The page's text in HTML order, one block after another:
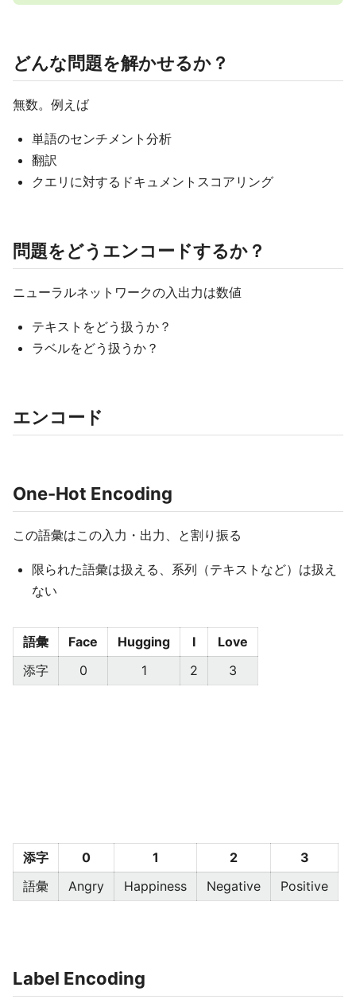
どんな問題を解かせるか？​
無数。例えば​
単語のセンチメント分析​
翻訳​
クエリに対するドキュメントスコアリング​
問題をどうエンコードするか？​
ニューラルネットワークの入出力は数値​
テキストをどう扱うか？​
ラベルをどう扱うか？​
エンコード​
One-Hot Encoding​
この語彙はこの入力・出力、と割り振る​
限られた語彙は扱える、系列（テキストなど）は扱え
ない​
語彙 Face Hugging I
Love
添字
0 1 2 3
添字 0 1 2
3
語彙
Angry Happiness Negative Positive
Label Encoding​